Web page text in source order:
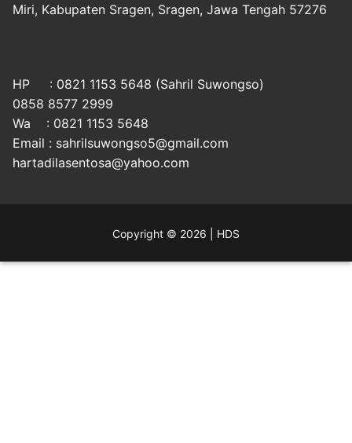
Miri, Kabupaten Sragen, Sragen, Jawa Tengah 57276
HP : 0821 1153 5648 (Sahril Suwongso)
0858 8577 2999
Wa : 0821 1153 5648
Email : sahrilsuwongso5@gmail.com
hartadilasentosa@yahoo.com
Copyright © 2026 | HDS